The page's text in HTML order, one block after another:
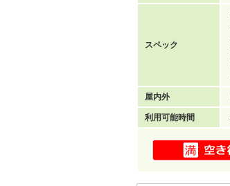
スペック
屋内外
利用可能時間